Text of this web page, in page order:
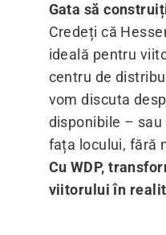
Gata să
Credeți că
ideală pentru
centru de
vom discuta
disponibile –
fața locului, fără
Cu WDP,
viitorului în